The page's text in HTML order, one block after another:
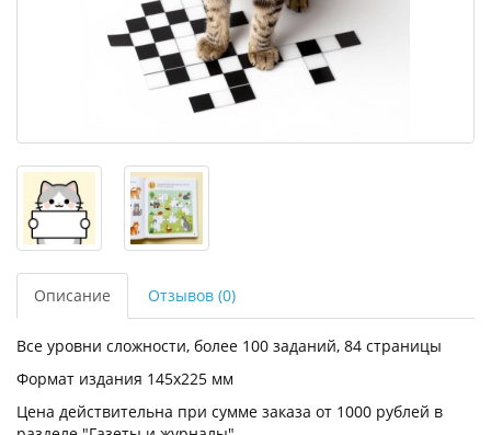
Описание Отзывов (0)
Все уровни сложности, более 100 заданий, 84 страницы
Формат издания 145x225 мм
Цена действительна при сумме заказа от 1000 рублей в